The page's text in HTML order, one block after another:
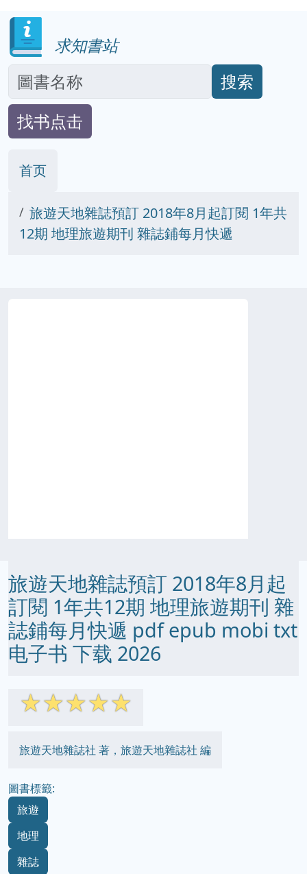
求知書站
搜索
找书点击
首页
旅遊天地雜誌預訂 2018年8月起訂閱 1年共
12期 地理旅遊期刊 雜誌鋪每月快遞
旅遊天地雜誌預訂 2018年8月起
訂閱 1年共12期 地理旅遊期刊 雜
誌鋪每月快遞 pdf epub mobi txt
电子书 下载 2026
☆☆☆☆☆
旅遊天地雜誌社 著，旅遊天地雜誌社 編
圖書標籤:
旅遊
地理
雜誌